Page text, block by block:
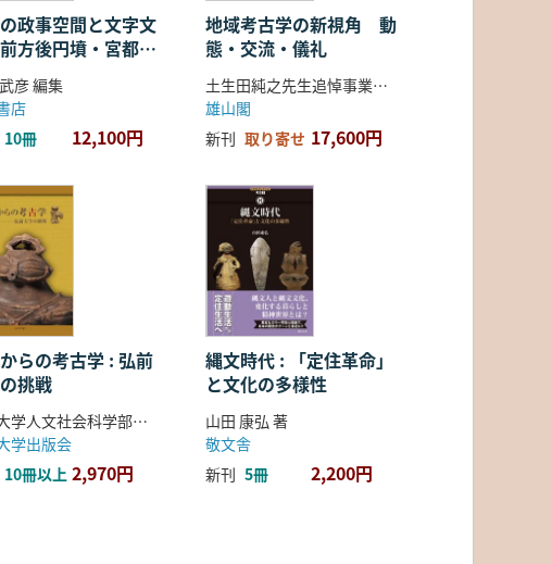
政事空間と文字文
方後円墳・宮都・
彦 編集
店
10冊 12,100円
地域考古学の新視角 動
態・交流・儀礼
土生田純之先生追悼事業会 編
雄山閣
新刊 取り寄せ 17,600円
らの考古学 : 弘前
挑戦
弘前大学人文社会科学部北日本考古学研究センター 編
学出版会
10冊以上 2,970円
縄文時代 : 「定住革命」
と文化の多様性
山田 康弘 著
敬文舎
新刊 5冊 2,200円